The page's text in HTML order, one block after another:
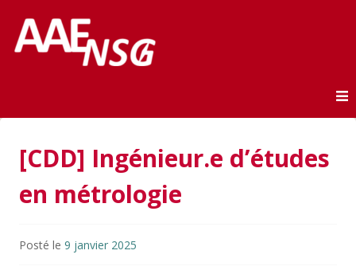
AAE-ENSG
[CDD] Ingénieur.e d’études
en métrologie
Posté le 9 janvier 2025